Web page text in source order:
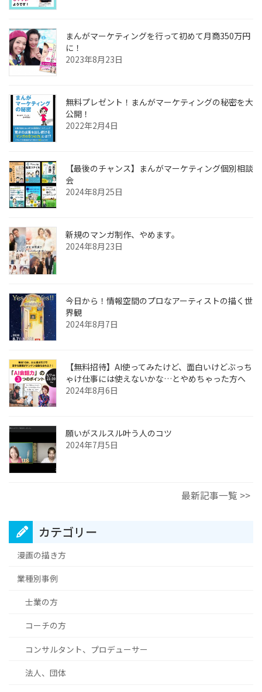
まんがマーケティングを行って初めて月商350万円
に！
2023年8月23日
無料プレゼント！まんがマーケティングの秘密を大
公開！
2022年2月4日
【最後のチャンス】まんがマーケティング個別相談
会
2024年8月25日
新規のマンガ制作、やめます。
2024年8月23日
今日から！情報空間のプロなアーティストの描く世
界観
2024年8月7日
【無料招待】AI使ってみたけど、面白いけどぶっち
ゃけ仕事には使えないかな…とやめちゃった方へ
2024年8月6日
願いがスルスル叶う人のコツ
2024年7月5日
最新記事一覧 >>
カテゴリー
漫画の描き方
業種別事例
士業の方
コーチの方
コンサルタント、プロデューサー
法人、団体